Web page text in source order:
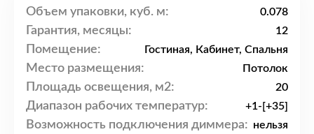
Объем упаковки, куб. м: 0.078
Гарантия, месяцы: 12
Помещение: Гостиная, Кабинет, Спальня
Место размещения: Потолок
Площадь освещения, м2: 20
Диапазон рабочих температур: +1-[+35]
Возможность подключения диммера: нельзя